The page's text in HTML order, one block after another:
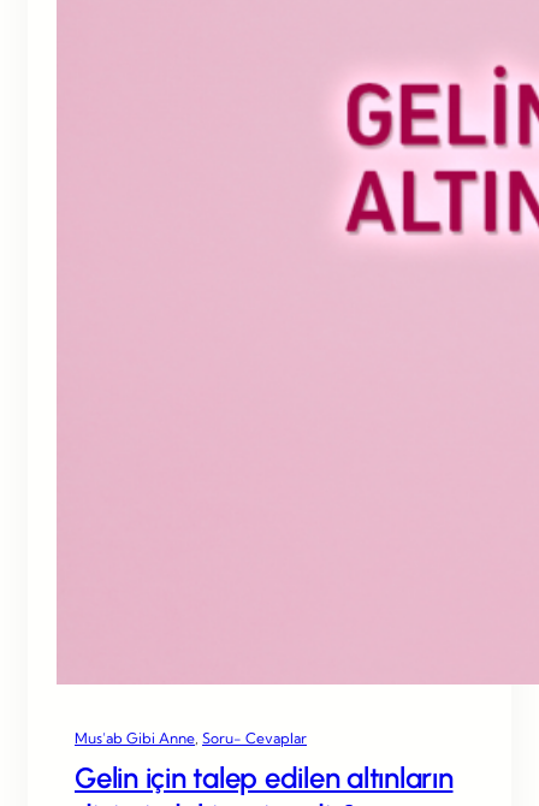
Mus’ab Gibi Anne Soru- Cevaplar
Gelin için talep edilen altınların